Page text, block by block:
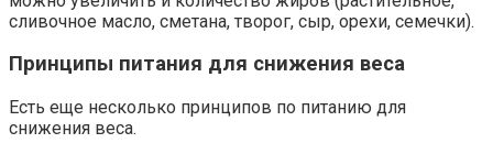
сливочное масло, сметана, творог, сыр, орехи, семечки).
Принципы питания для снижения веса
Есть еще несколько принципов по питанию для
снижения веса.